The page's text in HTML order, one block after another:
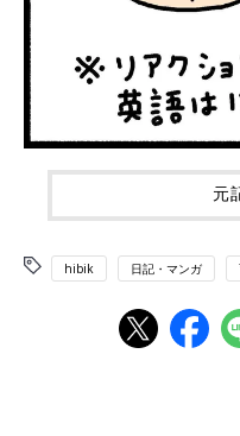
元
hibik 日記・マンガ